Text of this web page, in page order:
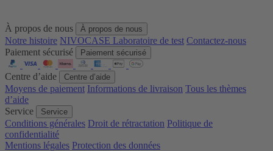
À propos de nous À propos de nous
Notre histoire NIVOCASE Laboratoire de test Contactez-nous
Paiement sécurisé
Paiement sécurisé
Centre d’aide Centre d’aide
Moyens de paiement Informations de livraison Tous les thèmes
d’aide
Service
Service
Conditions générales Droit de rétractation Politique de
confidentialité
Mentions légales Protection des données